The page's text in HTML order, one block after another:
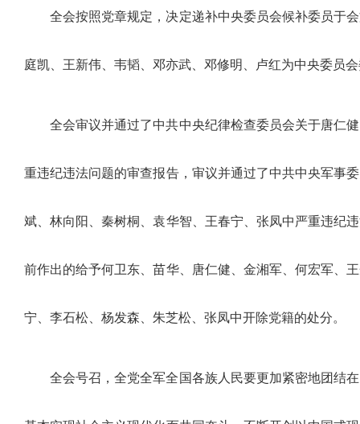
全会按照党章规定，决定递补中央委员会候补委员于
庭凯、王新伟、韦韬、邓亦武、邓修明、卢红为中央委员
全会审议并通过了中共中央纪律检查委员会关于唐仁
重违纪违法问题的审查报告，审议并通过了中共中央军事
斌、林向阳、秦树桐、袁华智、王春宁、张凤中严重违纪
前作出的给予何卫东、苗华、唐仁健、金湘军、何宏军、
宁、李石松、杨发森、朱芝松、张凤中开除党籍的处分。
全会号召，全党全军全国各族人民要更加紧密地团结